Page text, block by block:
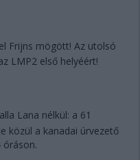
Frijns mögött! Az utolsó
LMP2 első helyéért!
Lana nélkül: a 61
közül a kanadai úrvezető
óráson.